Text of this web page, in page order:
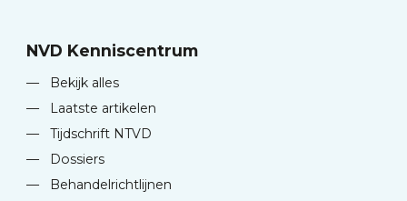
NVD Kenniscentrum
—
Bekijk alles
—
Laatste artikelen
—
Tijdschrift NTVD
—
Dossiers
—
Behandelrichtlijnen